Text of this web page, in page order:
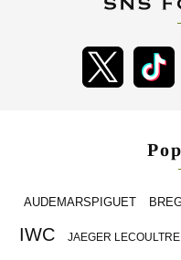
AUDEMARSPIGUET
IWC JAEGER LECOULTRE